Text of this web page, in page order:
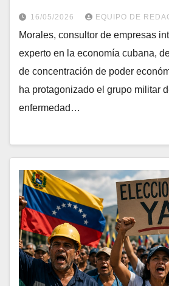
16/05/2026 EQUIPO DE
Morales, consultor de empresas
experto en la economía cubana,
de concentración de poder
ha protagonizado el grupo militar
enfermedad…